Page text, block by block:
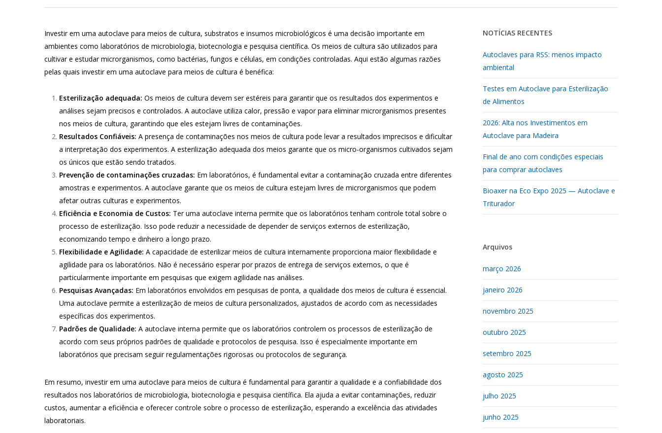
Investir em uma autoclave para meios de cultura, substratos e insumos microbiológicos é uma decisão importante em
ambientes como laboratórios de microbiologia, biotecnologia e pesquisa científica. Os meios de cultura são utilizados para
cultivar e estudar microrganismos, como bactérias, fungos e células, em condições controladas. Aqui estão algumas razões
pelas quais investir em uma autoclave para meios de cultura é benéfica:
Esterilização adequada: Os meios de cultura devem ser estéreis para garantir que os resultados dos experimentos e
análises sejam precisos e controlados. A autoclave utiliza calor, pressão e vapor para eliminar microrganismos presentes
nos meios de cultura, garantindo que eles estejam livres de contaminações.
Resultados Confiáveis: A presença de contaminações nos meios de cultura pode levar a resultados imprecisos e dificultar
a interpretação dos experimentos. A esterilização adequada dos meios garante que os micro-organismos cultivados sejam
os únicos que estão sendo tratados.
Prevenção de contaminações cruzadas: Em laboratórios, é fundamental evitar a contaminação cruzada entre diferentes
amostras e experimentos. A autoclave garante que os meios de cultura estejam livres de microrganismos que podem
afetar outras culturas e experimentos.
Eficiência e Economia de Custos: Ter uma autoclave interna permite que os laboratórios tenham controle total sobre o
processo de esterilização. Isso pode reduzir a necessidade de depender de serviços externos de esterilização,
economizando tempo e dinheiro a longo prazo.
Flexibilidade e Agilidade: A capacidade de esterilizar meios de cultura internamente proporciona maior flexibilidade e
agilidade para os laboratórios. Não é necessário esperar por prazos de entrega de serviços externos, o que é
particularmente importante em pesquisas que exigem agilidade nas análises.
Pesquisas Avançadas: Em laboratórios envolvidos em pesquisas de ponta, a qualidade dos meios de cultura é essencial.
Uma autoclave permite a esterilização de meios de cultura personalizados, ajustados de acordo com as necessidades
específicas dos experimentos.
Padrões de Qualidade: A autoclave interna permite que os laboratórios controlem os processos de esterilização de
acordo com seus próprios padrões de qualidade e protocolos de pesquisa. Isso é especialmente importante em
laboratórios que precisam seguir regulamentações rigorosas ou protocolos de segurança.
Em resumo, investir em uma autoclave para meios de cultura é fundamental para garantir a qualidade e a confiabilidade dos
resultados nos laboratórios de microbiologia, biotecnologia e pesquisa científica. Ela ajuda a evitar contaminações, reduzir
custos, aumentar a eficiência e oferecer controle sobre o processo de esterilização, esperando a excelência das atividades
laboratoriais.
NOTÍCIAS RECENTES
Autoclaves para RSS: menos impacto
ambiental
Testes em Autoclave para Esterilização
de Alimentos
2026: Alta nos Investimentos em
Autoclave para Madeira
Final de ano com condições especiais
para comprar autoclaves
Bioaxer na Eco Expo 2025 — Autoclave e
Triturador
Arquivos
março 2026
janeiro 2026
novembro 2025
outubro 2025
setembro 2025
agosto 2025
julho 2025
junho 2025